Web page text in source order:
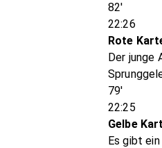
82'
22:26
Rote
Der junge
79'
22:25
Gelbe
Es gibt